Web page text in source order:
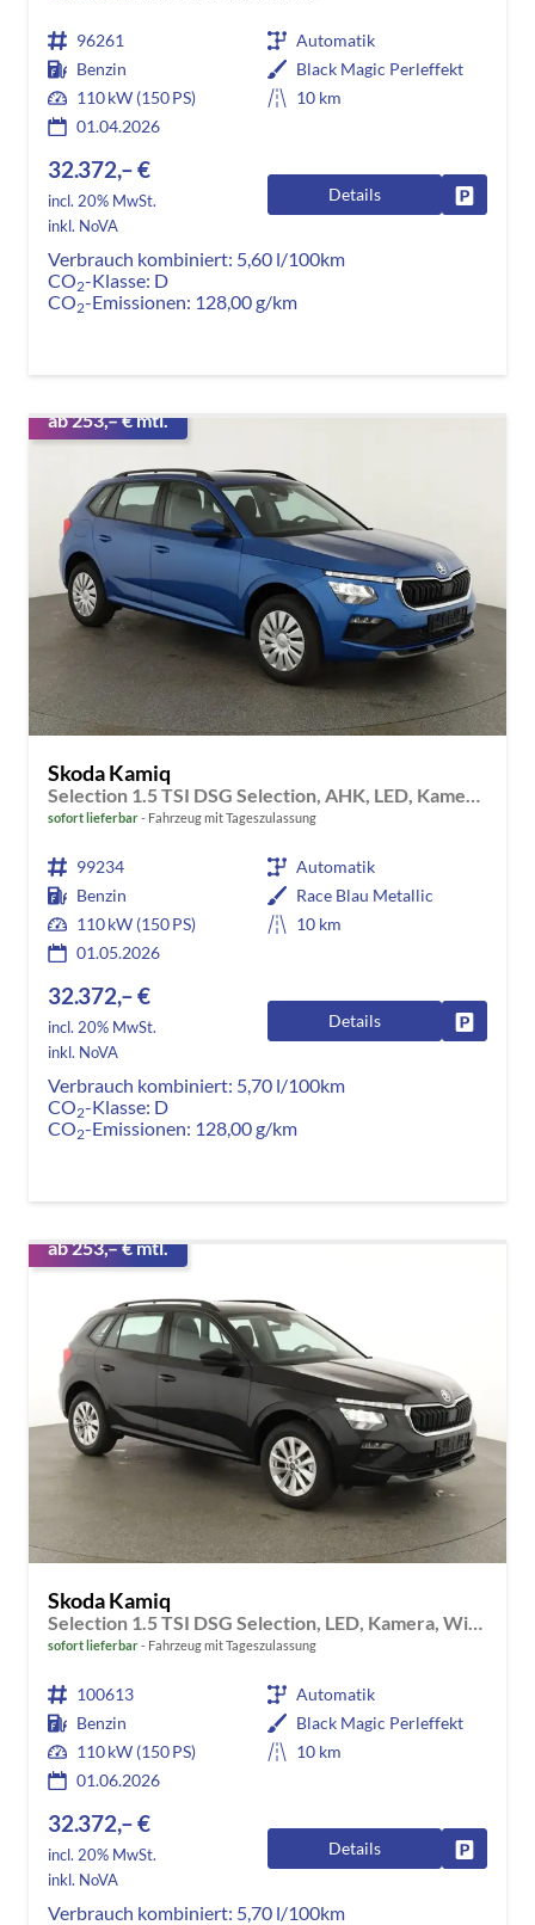
96261
Automatik
Benzin
Black Magic Perleffekt
110 kW (150 PS)
10 km
01.04.2026
32.372,– €
incl. 20% MwSt.
inkl. NoVA
Details
Verbrauch kombiniert: 5,60 l/100km
CO2-Klasse: D
CO2-Emissionen: 128,00 g/km
ab 253,– € mtl.
Skoda Kamiq
Selection 1.5 TSI DSG Selection, AHK, LED, Kamera, Ladeboden, Winter
sofort lieferbar Fahrzeug mit Tageszulassung
99234
Automatik
Benzin
Race Blau Metallic
110 kW (150 PS)
10 km
01.05.2026
32.372,– €
incl. 20% MwSt.
inkl. NoVA
Details
Verbrauch kombiniert: 5,70 l/100km
CO2-Klasse: D
CO2-Emissionen: 128,00 g/km
ab 253,– € mtl.
Skoda Kamiq
Selection 1.5 TSI DSG Selection, LED, Kamera, Winter, Ladeboden, 16-Zoll, 4 J.-Garantie
sofort lieferbar Fahrzeug mit Tageszulassung
100613
Automatik
Benzin
Black Magic Perleffekt
110 kW (150 PS)
10 km
01.06.2026
32.372,– €
incl. 20% MwSt.
inkl. NoVA
Details
Verbrauch kombiniert: 5,70 l/100km